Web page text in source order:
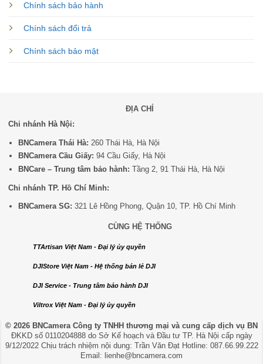
Chính sách bảo hành
Chính sách đổi trả
Chính sách bảo mật
ĐỊA CHỈ
Chi nhánh Hà Nội:
BNCamera Thái Hà: 260 Thái Hà, Hà Nội
BNCamera Cầu Giấy: 94 Cầu Giấy, Hà Nội
BNCare – Trung tâm bảo hành: Tầng 2, 91 Thái Hà, Hà Nội
Chi nhánh TP. Hồ Chí Minh:
BNCamera SG: 321 Lê Hồng Phong, Quận 10, TP. Hồ Chí Minh
CÙNG HỆ THỐNG
TTArtisan Việt Nam - Đại lý ủy quyền
DJIStore Việt Nam - Hệ thống bán lẻ DJI
DJI Service - Trung tâm bảo hành DJI
Viltrox Việt Nam - Đại lý ủy quyền
© 2026 BNCamera Công ty TNHH thương mại và cung cấp dịch vụ BN
ĐKKD số 0110204888 do Sở Kế hoạch và Đầu tư TP. Hà Nội cấp ngày
9/12/2022 Chịu trách nhiệm nội dung: Trần Văn Đạt Hotline: 087.66.99.222
Email: lienhe@bncamera.com